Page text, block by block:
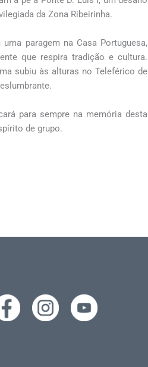
da Zona Ribeirinha.
paragem na Casa Portuguesa,
que respira tradição e cultura.
subiu às alturas no Teleférico de
para sempre na memória desta
de grupo.